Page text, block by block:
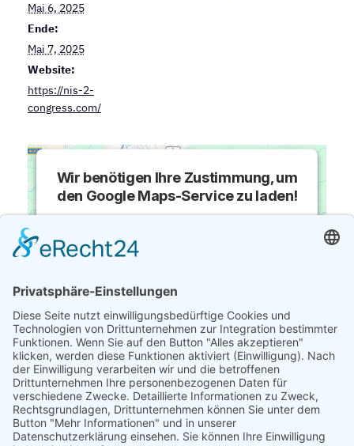
Mai 6, 2025
Ende:
Mai 7, 2025
Website:
https://nis-2-
congress.com/
VERANSTALTUNGSORT
Wir benötigen Ihre Zustimmung, um
den Google Maps-Service zu laden!
Drittanbieters, um Karteninhalte einzubetten.
sammeln. Bitte lesen Sie die Details durch und
stimmen Sie der Nutzung des Service zu, um
diese Karte anzuzeigen.
Mehr Informationen
Akzeptieren
powered byUsercentrics Consent
Management Platform&eRecht24